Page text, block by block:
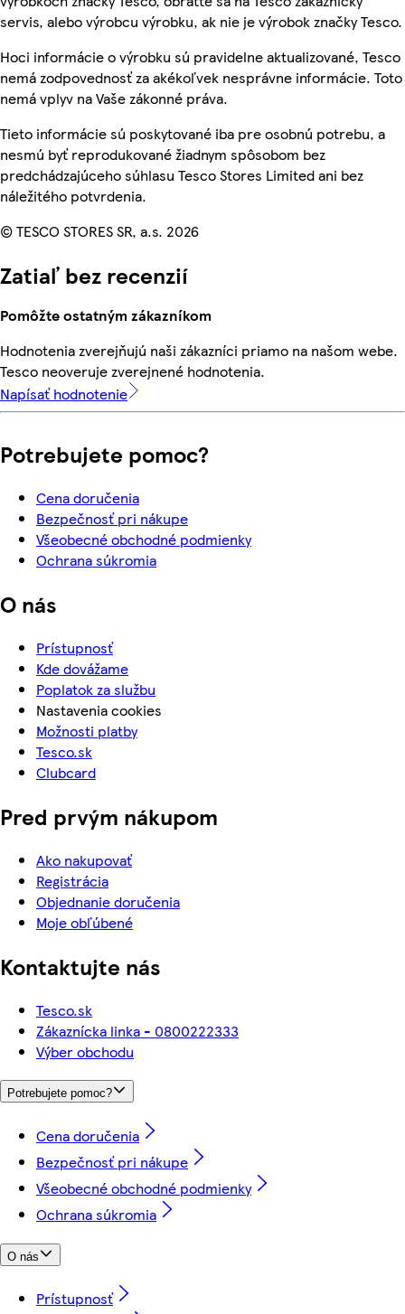
servis, alebo výrobcu výrobku, ak nie je výrobok značky Tesco.
Hoci informácie o výrobku sú pravidelne aktualizované, Tesco
nemá zodpovednosť za akékoľvek nesprávne informácie. Toto
nemá vplyv na Vaše zákonné práva.
Tieto informácie sú poskytované iba pre osobnú potrebu, a
nesmú byť reprodukované žiadnym spôsobom bez
predchádzajúceho súhlasu Tesco Stores Limited ani bez
náležitého potvrdenia.
© TESCO STORES SR, a.s. 2026
Zatiaľ bez recenzií
Pomôžte ostatným zákazníkom
Hodnotenia zverejňujú naši zákazníci priamo na našom webe.
Tesco neoveruje zverejnené hodnotenia.
Napísať hodnotenie
Potrebujete pomoc?
Cena doručenia
Bezpečnosť pri nákupe
Všeobecné obchodné podmienky
Ochrana súkromia
O nás
Prístupnosť
Kde dovážame
Poplatok za službu
Nastavenia cookies
Možnosti platby
Tesco.sk
Clubcard
Pred prvým nákupom
Ako nakupovať
Registrácia
Objednanie doručenia
Moje obľúbené
Kontaktujte nás
Tesco.sk
Zákaznícka linka - 0800222333
Výber obchodu
Potrebujete pomoc?
Cena doručenia
Bezpečnosť pri nákupe
Všeobecné obchodné podmienky
Ochrana súkromia
O nás
Prístupnosť